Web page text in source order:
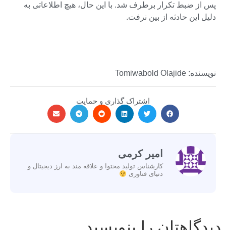
پس از ضبط تکرار برطرف شد. با این حال، هیچ اطلاعاتی به
دلیل این حادثه از بین نرفت.
نویسنده: Tomiwabold Olajide
اشتراک گذاری و حمایت
امیر کرمی
کارشناس تولید محتوا و علاقه مند به ارز دیجیتال و
دنیای فناوری